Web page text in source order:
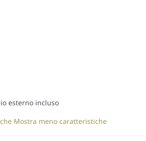
esterno incluso
Mostra meno caratteristiche